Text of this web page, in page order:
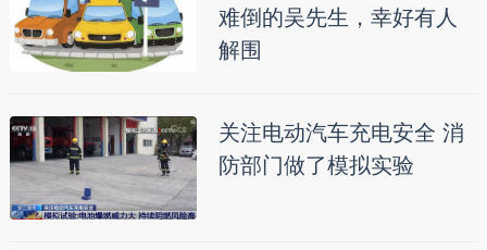
难倒的吴先生，幸好有人
解围
关注电动汽车充电安全 消
防部门做了模拟实验